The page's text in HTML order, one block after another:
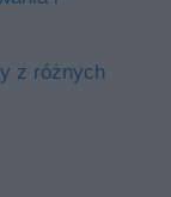
z różnych